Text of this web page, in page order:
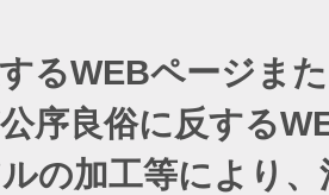
るWEBページま
序良俗に反する
の加工等により